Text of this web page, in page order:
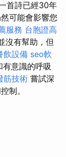
首詩已經30年
可能會影響您
服務 台胞證高
沒有幫助，但
飲設備 seo軟
有意識的呼吸
筋技術 嘗試深
制。